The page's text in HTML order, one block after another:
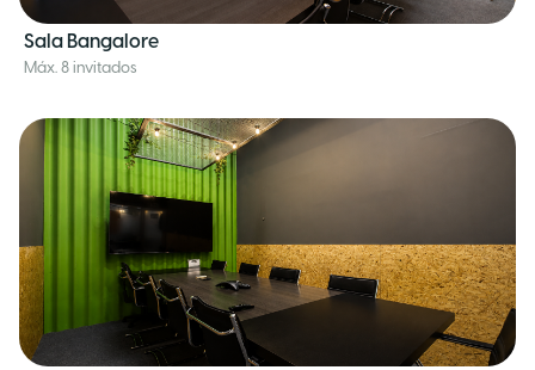
Sala Bangalore
Máx. 8 invitados